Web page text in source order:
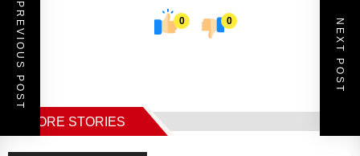
0 0
PREVIOUS POST NEXT POST
MORE STORIES